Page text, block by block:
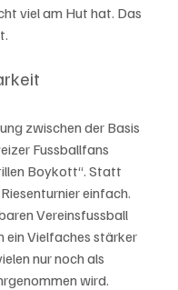
viel am Hut hat. Das
zwischen der Basis
Fussballfans
Boykott“. Statt
einfach.
Vereinsfussball
ein Vielfaches stärker
nur noch als
wird.